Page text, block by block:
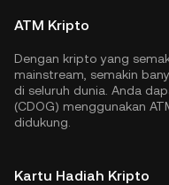
ATM Kripto
Dengan kripto yang
mainstream, semakin
di seluruh dunia. Anda
(CDOG) menggunakan
didukung.
Kartu Hadiah Kripto